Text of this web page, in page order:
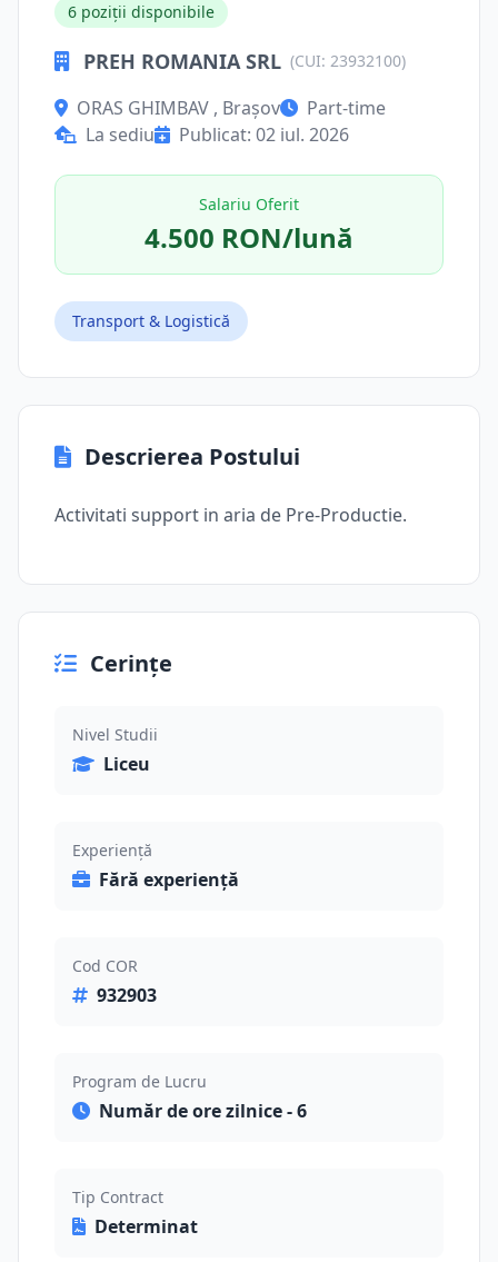
6 poziții disponibile
PREH ROMANIA SRL (CUI: 23932100)
ORAS GHIMBAV , Brașov
Part-time
La sediu
Publicat: 02 iul. 2026
Salariu Oferit
4.500 RON/lună
Transport & Logistică
Descrierea Postului
Activitati support in aria de Pre-Productie.
Cerințe
Nivel Studii
Liceu
Experiență
Fără experiență
Cod COR
932903
Program de Lucru
Număr de ore zilnice - 6
Tip Contract
Determinat